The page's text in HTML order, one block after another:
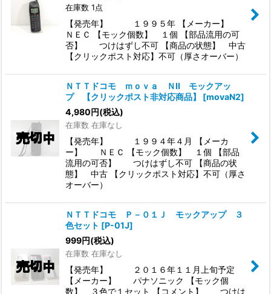
在庫数 1点
【発売年】 １９９５年 【メーカー】
ＮＥＣ 【モック個数】 １個 【部品流用の可
否】 つけはずし不可 【商品の状態】 中古
【クリックポスト対応】不可（厚さオーバー）
ＮＴＴドコモ ｍｏｖａ ＮII モックアッ
プ 【クリックポスト非対応商品】
[movaN2]
4,980円(税込)
在庫数 在庫なし
【発売年】 １９９４年４月 【メーカ
ー】 ＮＥＣ 【モック個数】 １個 【部品
流用の可否】 つけはずし不可 【商品の状
態】 中古 【クリックポスト対応】不可（厚さ
オーバー）
ＮＴＴドコモ Ｐ－０１Ｊ モックアップ ３
色セット [P-01J]
999円(税込)
在庫数 在庫なし
【発売年】 ２０１６年１１月上旬予定
【メーカー】 パナソニック 【モック個
数】 ３色で１セット 【コメント】 つけは